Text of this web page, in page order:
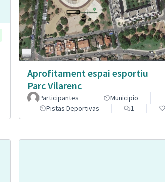
Aprofitament espai esportiu
Parc Vilarenc
Participantes
Municipio
Pistas Deportivas
1